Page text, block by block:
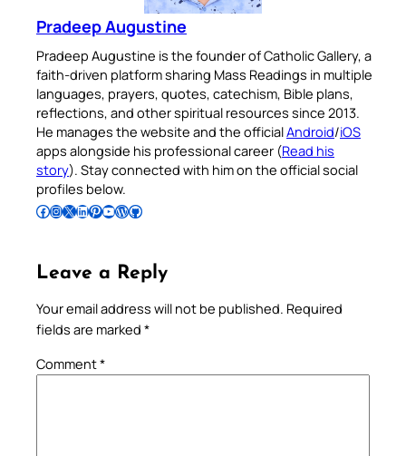
Pradeep Augustine
Pradeep Augustine is the founder of Catholic Gallery, a
faith-driven platform sharing Mass Readings in multiple
languages, prayers, quotes, catechism, Bible plans,
reflections, and other spiritual resources since 2013.
He manages the website and the officialAndroid/iOS
apps alongside his professional career (Read his
story). Stay connected with him on the official social
profiles below.
Follow Pradeep on Facebook Follow Pradeep on InstagramFollow Pradeep on X Follow Pradeep on LinkedIn Follow Pradeep on Pinterest Subscribe to Pradeep’s Youtube Channel Follow Pradeep on WordPress Follow Pradeep on GitHub
Leave a Reply
Your email address will not be published. Required
fields are marked *
Comment*